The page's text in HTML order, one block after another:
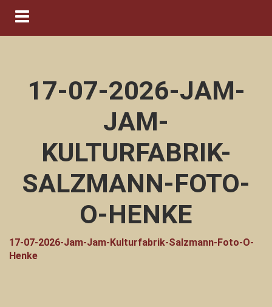
Navigation ein-/ausblenden
17-07-2026-JAM-
JAM-
KULTURFABRIK-
SALZMANN-FOTO-
O-HENKE
17-07-2026-Jam-Jam-Kulturfabrik-Salzmann-Foto-O-
Henke